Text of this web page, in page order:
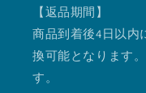
【返品期間】
商品到着後4日以内
換可能となります
す。